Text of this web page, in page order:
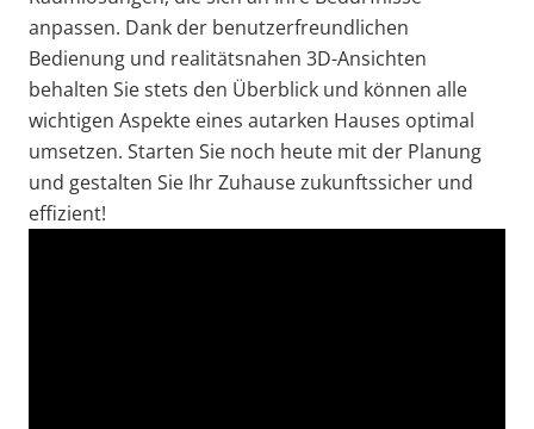
anpassen. Dank der benutzerfreundlichen
Bedienung und realitätsnahen 3D-Ansichten
behalten Sie stets den Überblick und können alle
wichtigen Aspekte eines autarken Hauses optimal
umsetzen. Starten Sie noch heute mit der Planung
und gestalten Sie Ihr Zuhause zukunftssicher und
effizient!